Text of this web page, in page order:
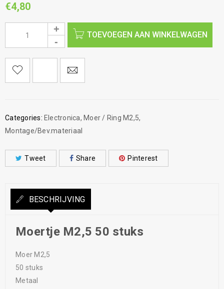
€4,80
TOEVOEGEN AAN WINKELWAGEN
Categories: Electronica, Moer / Ring M2,5,
Montage/Bev.materiaal
Tweet Share Pinterest
BESCHRIJVING
Moertje M2,5 50 stuks
Moer M2,5
50 stuks
Metaal